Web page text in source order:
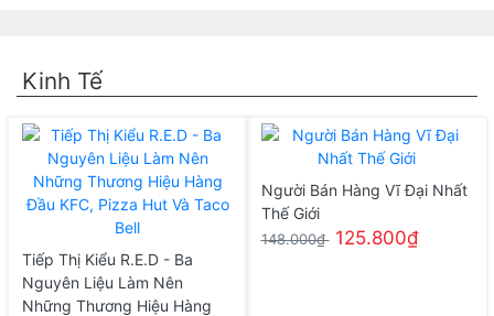
Kinh Tế
Tiếp Thị Kiểu R.E.D - Ba
Nguyên Liệu Làm Nên
Những Thương Hiệu Hàng
Người Bán Hàng Vĩ Đại Nhất
Thế Giới
148.000₫ 125.800₫